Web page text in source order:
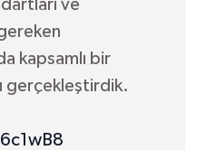
ve
kapsamlı bir
gerçekleştirdik.